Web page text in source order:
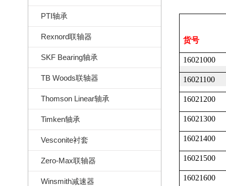
PTI轴承
Rexnord联轴器
SKF Bearing轴承
TB Woods联轴器
Thomson Linear轴承
Timken轴承
Vesconite衬套
Zero-Max联轴器
Winsmith减速器
货号
16021000
16021100
16021200
16021300
16021400
16021500
16021600